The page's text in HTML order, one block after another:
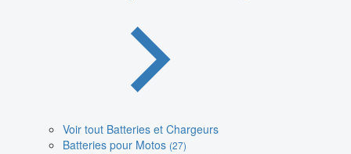
Voir tout Batteries et Chargeurs
Batteries pour Motos (27)